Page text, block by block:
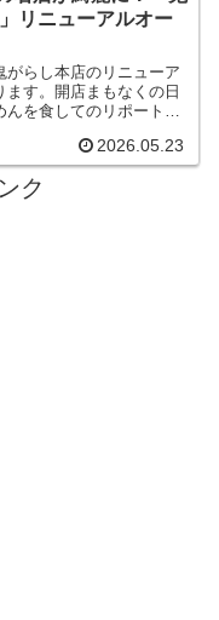
リニューアルオー
がらし本店のリニューア
ます。開店まもなくの日
んを食してのリポートと
2026.05.23
ク